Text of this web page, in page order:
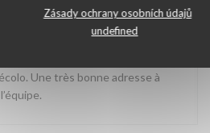
Zásady ochrany osobních údajů
undefined
créatifs, carte resserrée pour des
sympathique, terrasse d’été
Une très bonne adresse à